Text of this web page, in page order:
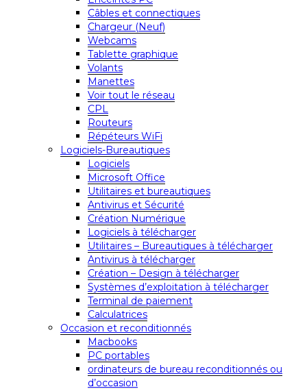
Câbles et connectiques
Chargeur (Neuf)
Webcams
Tablette graphique
Volants
Manettes
Voir tout le réseau
CPL
Routeurs
Répéteurs WiFi
Logiciels-Bureautiques
Logiciels
Microsoft Office
Utilitaires et bureautiques
Antivirus et Sécurité
Création Numérique
Logiciels à télécharger
Utilitaires – Bureautiques à télécharger
Antivirus à télécharger
Création – Design à télécharger
Systèmes d’exploitation à télécharger
Terminal de paiement
Calculatrices
Occasion et reconditionnés
Macbooks
PC portables
ordinateurs de bureau reconditionnés ou
d’occasion